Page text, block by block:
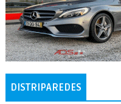
DISTRIPAREDES